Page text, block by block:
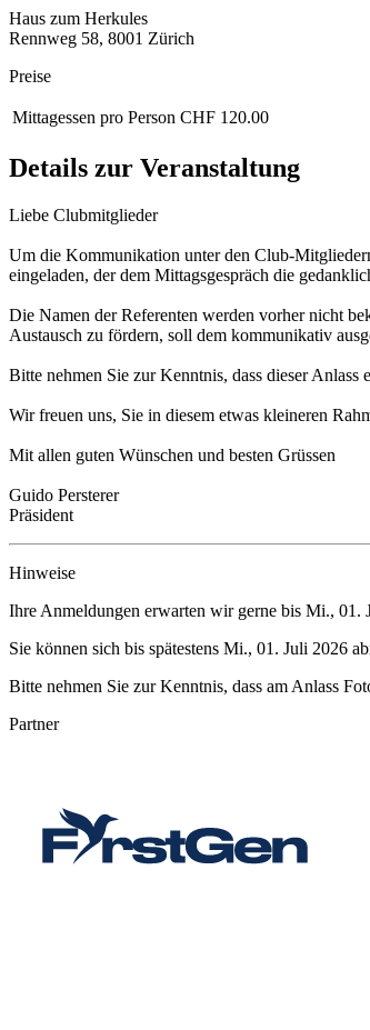
Haus zum Herkules
Rennweg 58, 8001 Zürich
Preise
Mittagessen pro Person CHF 120.00
Details zur Veranstaltung
Liebe Clubmitglieder
Um die Kommunikation unter den Club-
eingeladen, der dem Mittagsgespräch die
Die Namen der Referenten werden vorher nicht
Austausch zu fördern, soll dem kommunikativ
Bitte nehmen Sie zur Kenntnis, dass dieser
Wir freuen uns, Sie in diesem etwas kleineren
Mit allen guten Wünschen und besten Grüssen
Guido Persterer
Präsident
Hinweise
Ihre Anmeldungen erwarten wir gerne bis Mi., 01.
Sie können sich bis spätestens Mi., 01. Juli 2026
Bitte nehmen Sie zur Kenntnis, dass am Anlass
Partner